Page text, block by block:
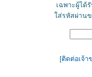
เฉพาะผู้ได้
ใส่รหัสผ่านข
[ติดต่อเจ้า